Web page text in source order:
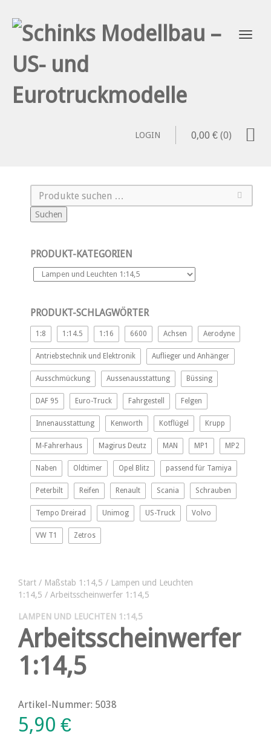
0,00 € (0)
LOGIN
Suchen
PRODUKT-KATEGORIEN
PRODUKT-SCHLAGWÖRTER
1:8 1:14.5 1:16 6600 Achsen Aerodyne
Antriebstechnik und Elektronik Auflieger und Anhänger
Ausschmückung Aussenausstattung Büssing
DAF 95 Euro-Truck Fahrgestell Felgen
Innenausstattung Kenworth Kotflügel Krupp
M-Fahrerhaus Magirus Deutz MAN MP1 MP2
Naben Oldtimer Opel Blitz passend für Tamiya
Peterbilt Reifen Renault Scania Schrauben
Tempo Dreirad Unimog US-Truck Volvo
VW T1 Zetros
Start / Maßstab 1:14,5 / Lampen und Leuchten
1:14,5 / Arbeitsscheinwerfer 1:14,5
LAMPEN UND LEUCHTEN 1:14,5
Arbeitsscheinwerfer
1:14,5
Artikel-Nummer: 5038
5,90 €